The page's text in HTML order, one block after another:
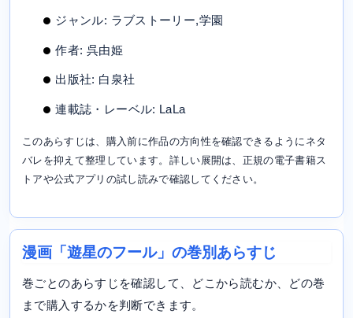
ジャンル: ラブストーリー,学園
作者: 呉由姫
出版社: 白泉社
連載誌・レーベル: LaLa
このあらすじは、購入前に作品の方向性を確認できるようにネタ
バレを抑えて整理しています。詳しい展開は、正規の電子書籍ス
トアや公式アプリの試し読みで確認してください。
漫画「遊星のフール」の巻別あらすじ
巻ごとのあらすじを確認して、どこから読むか、どの巻
まで購入するかを判断できます。